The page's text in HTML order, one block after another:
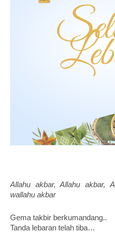
Allahu akbar, Allahu akbar,
wallahu akbar
Gema takbir berkumandang..
Tanda lebaran telah tiba…